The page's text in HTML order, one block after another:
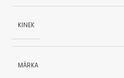
KINEK
MÁRKA